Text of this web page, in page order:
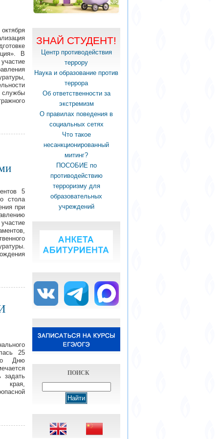
В
службы
5
стола
при
25
Дню
задать
края,
ЗНАЙ СТУДЕНТ!
Центр противодействия
террору
Наука и образование против
террора
Об ответственности за
экстремизм
О правилах поведения в
социальных сетях
Что такое
несанкционированный
митинг?
ПОСОБИЕ по
противодействию
терроризму для
образовательных
учреждений
ПОИСК